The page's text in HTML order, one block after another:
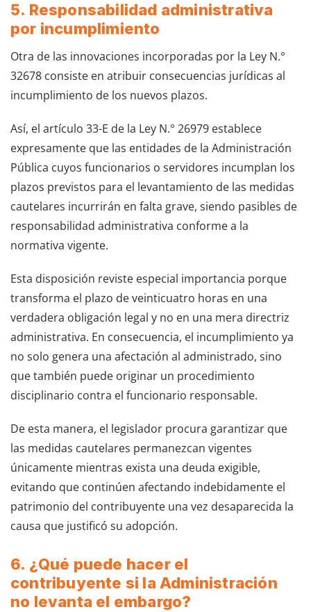
5. Responsabilidad administrativa
por incumplimiento
Otra de las innovaciones incorporadas por la Ley N.°
32678 consiste en atribuir consecuencias jurídicas al
incumplimiento de los nuevos plazos.
Así, el artículo 33-E de la Ley N.° 26979 establece
expresamente que las entidades de la Administración
Pública cuyos funcionarios o servidores incumplan los
plazos previstos para el levantamiento de las medidas
cautelares incurrirán en falta grave, siendo pasibles de
responsabilidad administrativa conforme a la
normativa vigente.
Esta disposición reviste especial importancia porque
transforma el plazo de veinticuatro horas en una
verdadera obligación legal y no en una mera directriz
administrativa. En consecuencia, el incumplimiento ya
no solo genera una afectación al administrado, sino
que también puede originar un procedimiento
disciplinario contra el funcionario responsable.
De esta manera, el legislador procura garantizar que
las medidas cautelares permanezcan vigentes
únicamente mientras exista una deuda exigible,
evitando que continúen afectando indebidamente el
patrimonio del contribuyente una vez desaparecida la
causa que justificó su adopción.
6. ¿Qué puede hacer el
contribuyente si la Administración
no levanta el embargo?